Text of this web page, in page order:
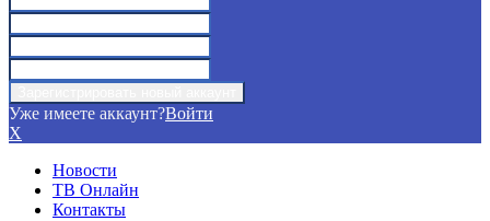
Уже имеете аккаунт?Войти
X
Новости
ТВ Онлайн
Контакты